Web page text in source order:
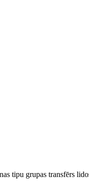
tipu grupas transfērs